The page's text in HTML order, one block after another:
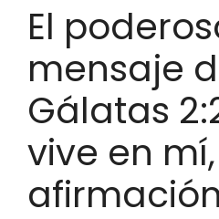
El
mensaje
Gálatas
vive en